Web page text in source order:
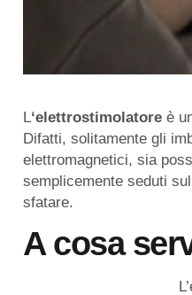
L‘elettrostimolatore è
Difatti, solitamente gli
elettromagnetici, sia
semplicemente seduti
sfatare.
A cosa